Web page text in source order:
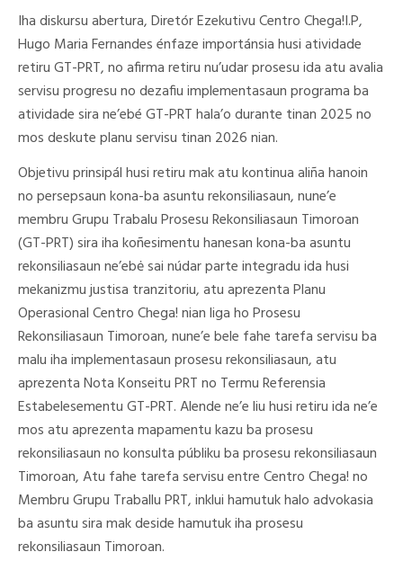
Iha diskursu abertura, Diretór Ezekutivu Centro Chega!I.P,
Hugo Maria Fernandes énfaze importánsia husi atividade
retiru GT-PRT, no afirma retiru nu’udar prosesu ida atu avalia
servisu progresu no dezafiu implementasaun programa ba
atividade sira ne’ebé GT-PRT hala’o durante tinan 2025 no
mos deskute planu servisu tinan 2026 nian.
Objetivu prinsipál husi retiru mak atu kontinua aliña hanoin
no persepsaun kona-ba asuntu rekonsiliasaun, nune’e
membru Grupu Trabalu Prosesu Rekonsiliasaun Timoroan
(GT-PRT) sira iha koñesimentu hanesan kona-ba asuntu
rekonsiliasaun ne’ebė sai núdar parte integradu ida husi
mekanizmu justisa tranzitoriu, atu aprezenta Planu
Operasional Centro Chega! nian liga ho Prosesu
Rekonsiliasaun Timoroan, nune’e bele fahe tarefa servisu ba
malu iha implementasaun prosesu rekonsiliasaun, atu
aprezenta Nota Konseitu PRT no Termu Referensia
Estabelesementu GT-PRT. Alende ne’e liu husi retiru ida ne’e
mos atu aprezenta mapamentu kazu ba prosesu
rekonsiliasaun no konsulta públiku ba prosesu rekonsiliasaun
Timoroan, Atu fahe tarefa servisu entre Centro Chega! no
Membru Grupu Traballu PRT, inklui hamutuk halo advokasia
ba asuntu sira mak deside hamutuk iha prosesu
rekonsiliasaun Timoroan.